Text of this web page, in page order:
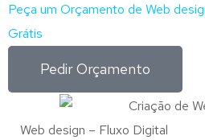
Peça um Orçamento de Web
Grátis
Pedir Orçamento
Web design – Fluxo Digital